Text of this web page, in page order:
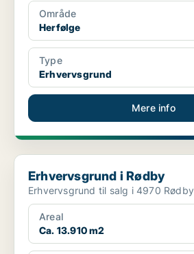
Område
Herfølge
Type
Erhvervsgrund
Mere info
Erhvervsgrund i Rødby
Erhvervsgrund i Rødby
Erhvervsgrund til salg i 4970 Rødby
Areal
Ca. 13.910 m2